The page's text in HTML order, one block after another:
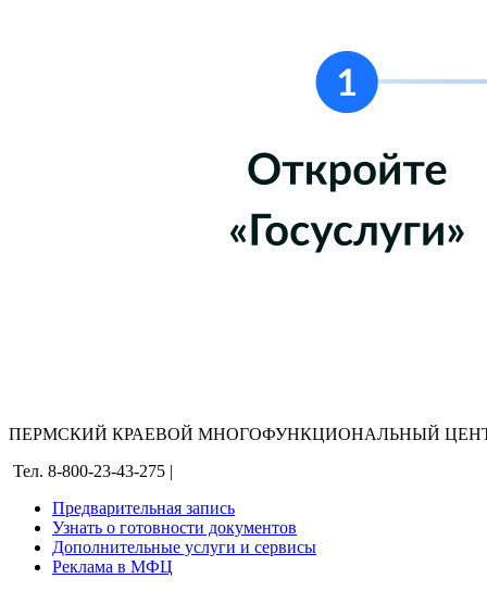
ПЕРМСКИЙ КРАЕВОЙ МНОГОФУНКЦИОНАЛЬНЫЙ
Тел. 8-800-23-43-275 |
Предварительная запись
Узнать о готовности документов
Дополнительные услуги и сервисы
Реклама в МФЦ